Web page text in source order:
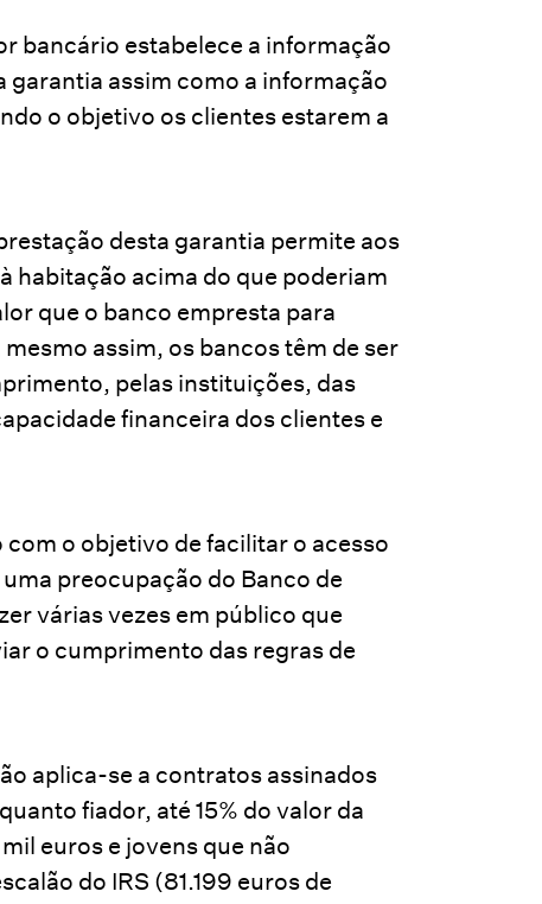
bancário estabelece a informação
garantia assim como a informação
o objetivo os clientes estarem a
desta garantia permite aos
habitação acima do que poderiam
que o banco empresta para
assim, os bancos têm de ser
pelas instituições, das
financeira dos clientes e
o objetivo de facilitar o acesso
preocupação do Banco de
várias vezes em público que
o cumprimento das regras de
aplica-se a contratos assinados
fiador, até 15% do valor da
euros e jovens que não
do IRS (81.199 euros de